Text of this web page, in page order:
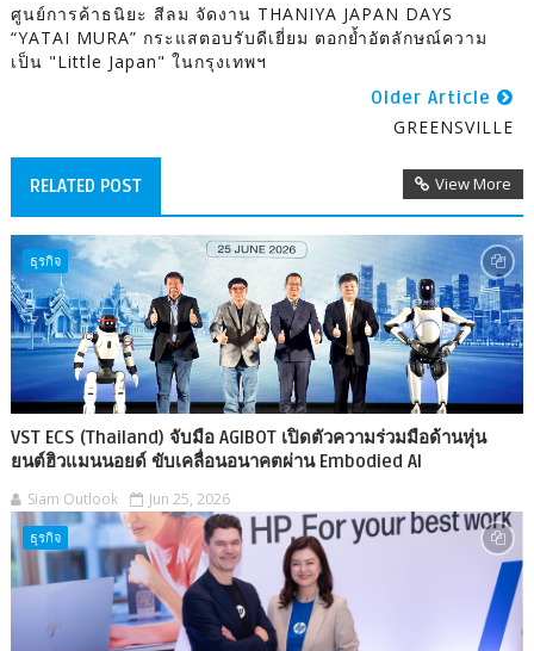
ศูนย์การค้าธนิยะ สีลม จัดงาน THANIYA JAPAN DAYS
“YATAI MURA” กระแสตอบรับดีเยี่ยม ตอกย้ำอัตลักษณ์ความ
เป็น "Little Japan" ในกรุงเทพฯ
Older Article
GREENSVILLE
RELATED POST View More
ธุรกิจ
VST ECS (Thailand) จับมือ AGIBOT เปิดตัวความร่วมมือด้านหุ่น
ยนต์ฮิวแมนนอยด์ ขับเคลื่อนอนาคตผ่าน Embodied AI
Siam Outlook Jun 25, 2026
ธุรกิจ